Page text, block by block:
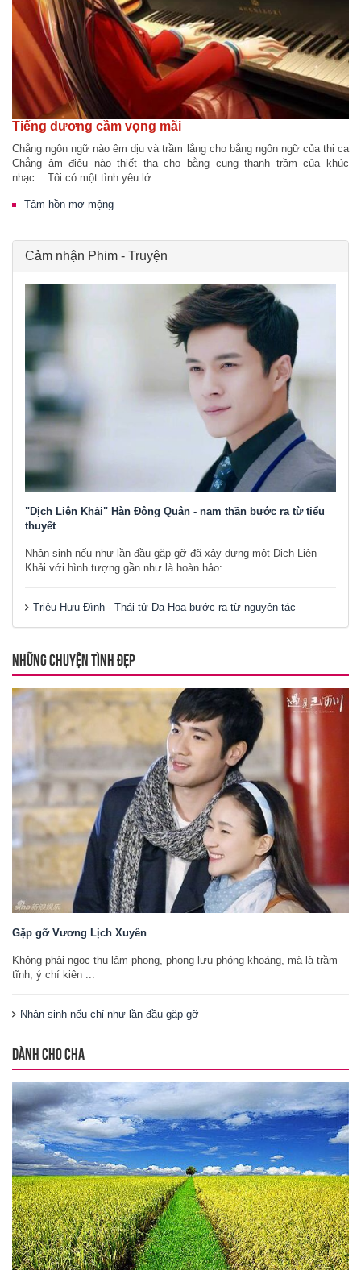
Tiếng dương cầm vọng mãi
Chẳng ngôn ngữ nào êm dịu và trầm lắng cho bằng ngôn ngữ của thi ca
Chẳng âm điệu nào thiết tha cho bằng cung thanh trầm của khúc
nhạc... Tôi có một tình yêu lớ...
Tâm hồn mơ mộng
Cảm nhận Phim - Truyện
"Dịch Liên Khải" Hàn Đông Quân - nam thần bước ra từ tiểu
thuyết
Nhân sinh nếu như lần đầu gặp gỡ đã xây dựng một Dịch Liên
Khải với hình tượng gần như là hoàn hảo: ...
Triệu Hựu Đình - Thái tử Dạ Hoa bước ra từ nguyên tác
NHỮNG CHUYỆN TÌNH ĐẸP
Gặp gỡ Vương Lịch Xuyên
Không phải ngọc thụ lâm phong, phong lưu phóng khoáng, mà là trầm
tĩnh, ý chí kiên ...
Nhân sinh nếu chỉ như lần đầu gặp gỡ
DÀNH CHO CHA